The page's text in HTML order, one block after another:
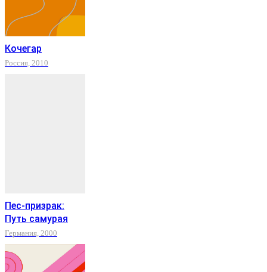
Кочегар
Россия, 2010
Пес-призрак:
Путь самурая
Германия, 2000